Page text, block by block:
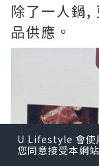
U Lifestyle 會使
您同意接受本網
除了一人鍋,
品供應。